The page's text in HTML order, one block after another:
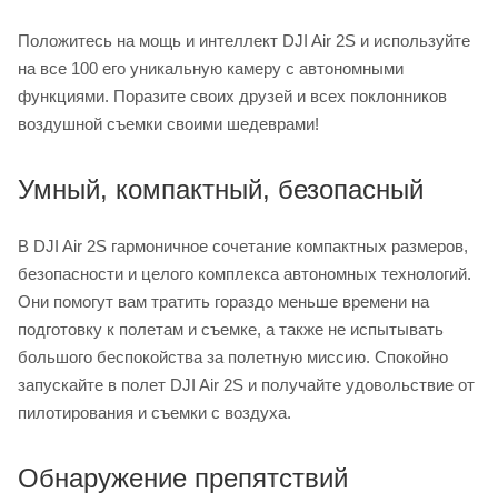
Положитесь на мощь и интеллект DJI Air 2S и используйте
на все 100 его уникальную камеру с автономными
функциями. Поразите своих друзей и всех поклонников
воздушной съемки своими шедеврами!
Умный, компактный, безопасный
В DJI Air 2S гармоничное сочетание компактных размеров,
безопасности и целого комплекса автономных технологий.
Они помогут вам тратить гораздо меньше времени на
подготовку к полетам и съемке, а также не испытывать
большого беспокойства за полетную миссию. Спокойно
запускайте в полет DJI Air 2S и получайте удовольствие от
пилотирования и съемки с воздуха.
Обнаружение препятствий